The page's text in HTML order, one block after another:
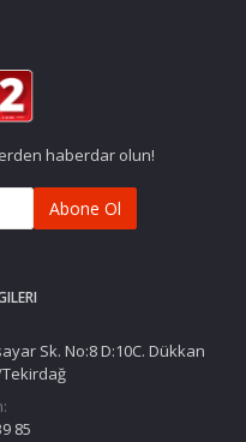
haberdar olun!
Abone Ol
Sk. No:8 D:10C. Dükkan
Tekirdağ
85